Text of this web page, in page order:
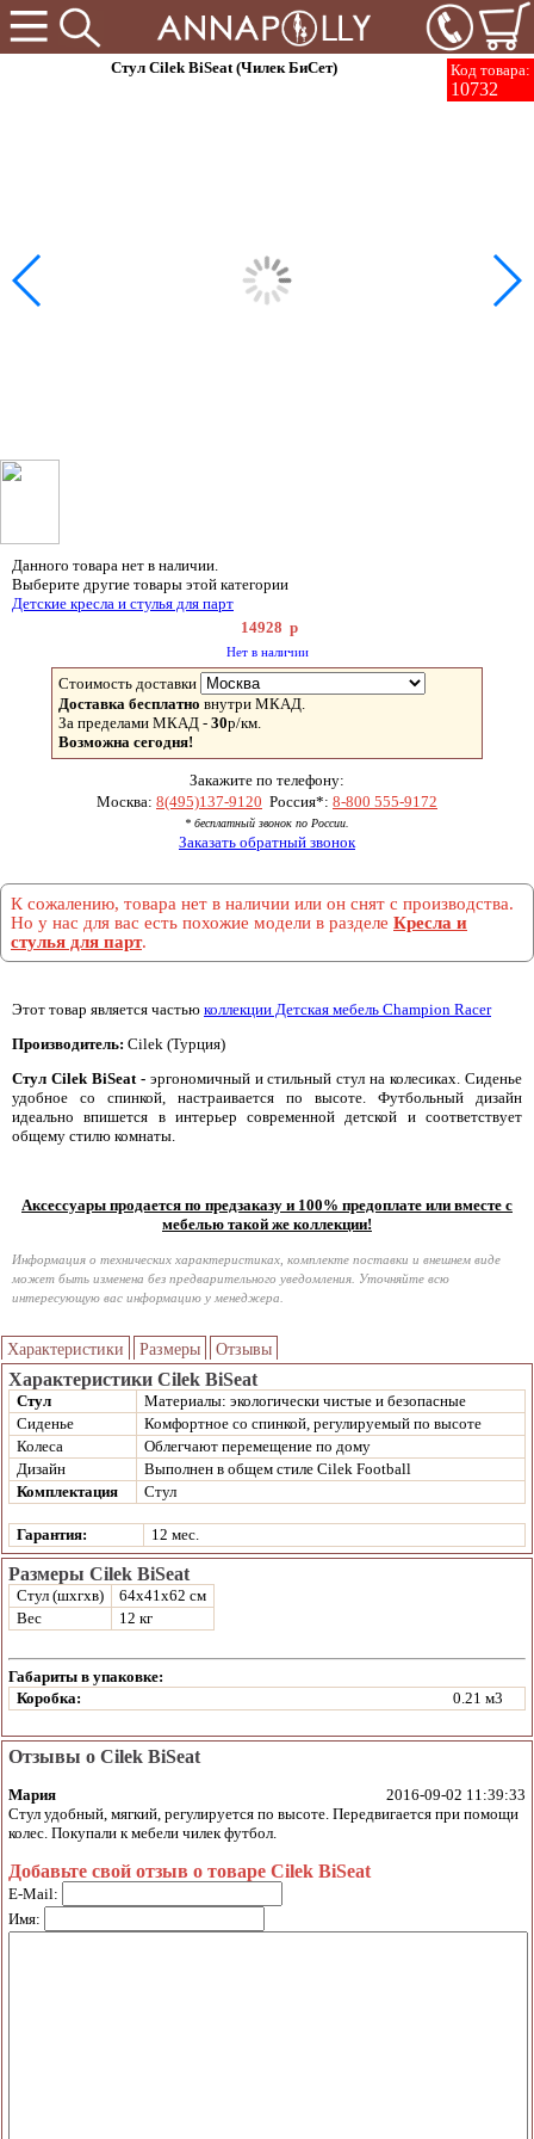
Код товара:
10732
Стул Cilek BiSeat (Чилек БиСет)
Данного товара нет в наличии.
Выберите другие товары этой категории
Детские кресла и стулья для парт
14928 р
Нет в наличии
Стоимость доставки
Доставка бесплатно внутри МКАД.
За пределами МКАД - 30р/км.
Возможна сегодня!
Закажите по телефону:
Москва: 8(495)137-9120 Россия*: 8-800 555-9172
* бесплатный звонок по России.
Заказать обратный звонок
К сожалению, товара нет в наличии или он снят с производства.
Но у нас для вас есть похожие модели в разделе Кресла и
стулья для парт.
Этот товар является частью коллекции Детская мебель Champion Racer
Производитель: Cilek (Турция)
Стул Cilek BiSeat - эргономичный и стильный стул на колесиках. Сиденье
удобное со спинкой, настраивается по высоте. Футбольный дизайн
идеально впишется в интерьер современной детской и соответствует
общему стилю комнаты.
Аксессуары продается по предзаказу и 100% предоплате или вместе с
мебелью такой же коллекции!
Информация о технических характеристиках, комплекте поставки и внешнем виде
может быть изменена без предварительного уведомления. Уточняйте всю
интересующую вас информацию у менеджера.
Характеристики Размеры Отзывы
Характеристики Cilek BiSeat
Стул
Материалы: экологически чистые и безопасные
Сиденье
Комфортное со спинкой, регулируемый по высоте
Колеса
Облегчают перемещение по дому
Дизайн
Выполнен в общем стиле Cilek Football
Комплектация
Стул
Гарантия: 12 мес.
Размеры Cilek BiSeat
Стул (шхгхв)
64x41x62 см
Вес
12 кг
Габариты в упаковке:
Коробка:
0.21 м3
Отзывы о Cilek BiSeat
Мария
2016-09-02 11:39:33
Стул удобный, мягкий, регулируется по высоте. Передвигается при помощи
колес. Покупали к мебели чилек футбол.
Добавьте свой отзыв о товаре Cilek BiSeat
E-Mail:
Имя: